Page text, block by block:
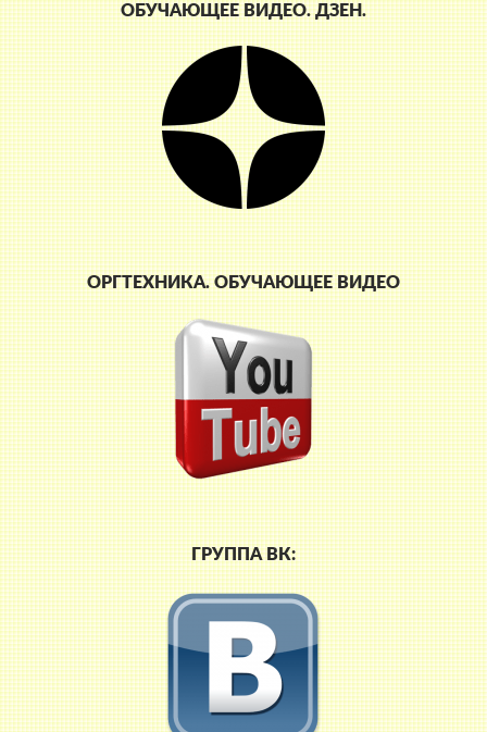
ОБУЧАЮЩЕЕ ВИДЕО. ДЗЕН.
ОРГТЕХНИКА. ОБУЧАЮЩЕЕ ВИДЕО
ГРУППА ВК: